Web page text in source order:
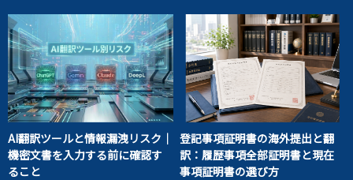
AI翻訳ツールと情報漏洩リスク｜
機密文書を入力する前に確認す
ること
登記事項証明書の海外提出と翻
訳：履歴事項全部証明書と現在
事項証明書の選び方